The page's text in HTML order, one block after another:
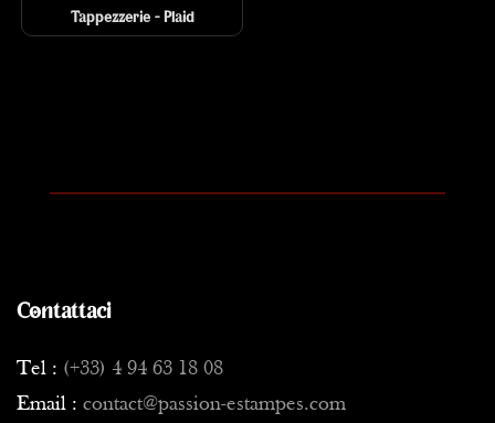
Tappezzerie - Plaid
Contattaci
Tel : (+33) 4 94 63 18 08
Email : contact@passion-estampes.com